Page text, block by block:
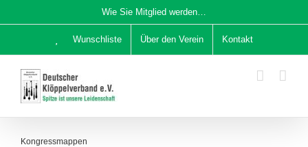
Inhalt
Wie Sie Mitglied werden…
Wunschliste Über den Verein Kontakt
Kongressmappen